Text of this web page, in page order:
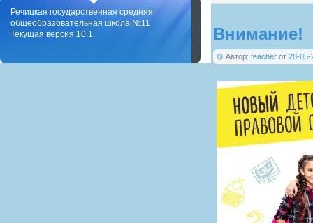
Внимание!
Автор: teacher от 28-05-
Речицкая государственная средняя
общеобразовательная школа №11
Текущая версия 10.1.